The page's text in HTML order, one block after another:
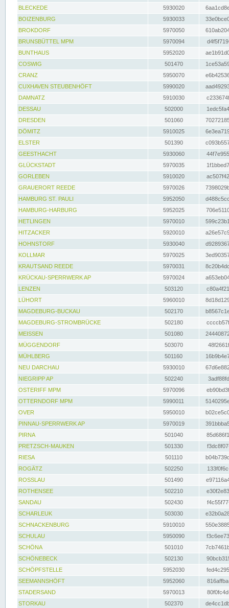
BLECKEDE
5930020
BOIZENBURG
5930033
BROKDORF
5970050
BRUNSBÜTTEL MPM
5970094
BUNTHAUS
5952020
COSWIG
501470
CRANZ
5950070
CUXHAVEN STEUBENHÖFT
5990020
DAMNATZ
5910030
DESSAU
502000
DRESDEN
501060
DÖMITZ
5910025
ELSTER
501390
GEESTHACHT
5930060
GLÜCKSTADT
5970035
GORLEBEN
5910020
GRAUERORT REEDE
5970026
HAMBURG ST. PAULI
5952050
HAMBURG-HARBURG
5952025
HETLINGEN
5970010
HITZACKER
5920010
HOHNSTORF
5930040
KOLLMAR
5970025
KRAUTSAND REEDE
5970031
KRÜCKAU-SPERRWERK AP
5970024
LENZEN
503120
LÜHORT
5960010
MAGDEBURG-BUCKAU
502170
MAGDEBURG-STROMBRÜCKE
502180
MEISSEN
501080
MÜGGENDORF
503070
MÜHLBERG
501160
NEU DARCHAU
5930010
NIEGRIPP AP
502240
OSTERIFF MPM
5970096
OTTERNDORF MPM
5990011
OVER
5950010
PINNAU-SPERRWERK AP
5970019
PIRNA
501040
PRETZSCH-MAUKEN
501330
RIESA
501110
ROGÄTZ
502250
ROSSLAU
501490
ROTHENSEE
502210
SANDAU
502430
SCHARLEUK
503030
SCHNACKENBURG
5910010
SCHULAU
5950090
SCHÖNA
501010
SCHÖNEBECK
502130
SCHÖPFSTELLE
5952030
SEEMANNSHÖFT
5952060
STADERSAND
5970013
STORKAU
502370